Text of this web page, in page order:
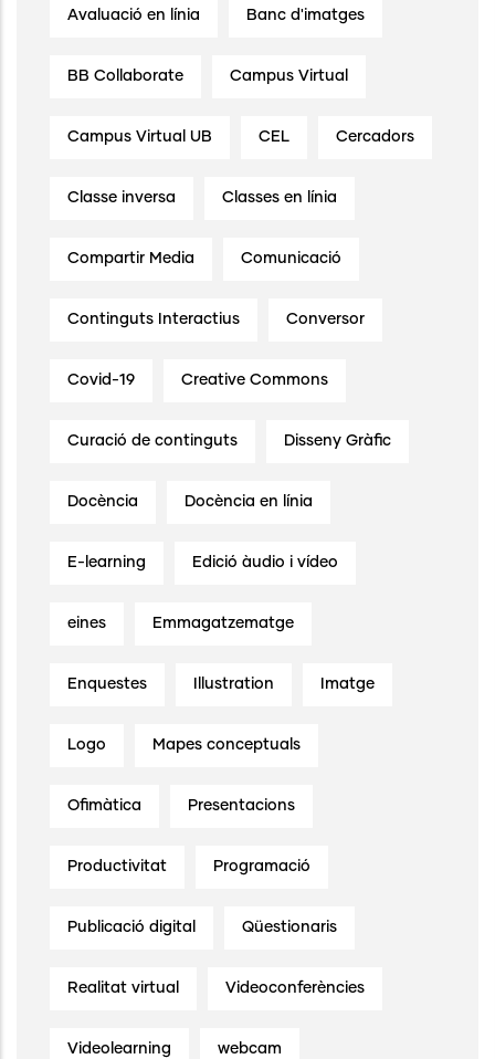
Avaluació en línia Banc d'imatges
BB Collaborate Campus Virtual
Campus Virtual UB CEL Cercadors
Classe inversa Classes en línia
Compartir Media Comunicació
Continguts Interactius Conversor
Covid-19 Creative Commons
Curació de continguts Disseny Gràfic
Docència Docència en línia
E-learning Edició àudio i vídeo
eines Emmagatzematge
Enquestes Illustration Imatge
Logo Mapes conceptuals
Ofimàtica Presentacions
Productivitat Programació
Publicació digital Qüestionaris
Realitat virtual Videoconferències
Videolearning webcam